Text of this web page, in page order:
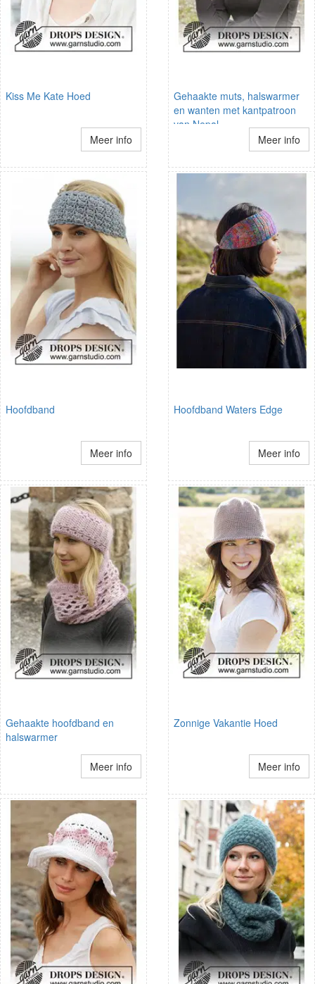
Kiss Me Kate Hoed
Meer info
Gehaakte muts, halswarmer
en wanten met kantpatroon
van Nepal
Meer info
Hoofdband
Meer info
Hoofdband Waters Edge
Meer info
Gehaakte hoofdband en
halswarmer
Meer info
Zonnige Vakantie Hoed
Meer info